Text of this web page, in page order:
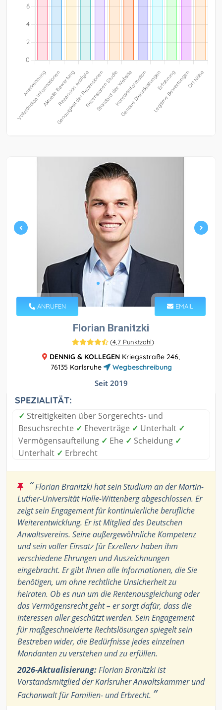
ANRUFEN EMAIL
Florian Branitzki
(4,7 Punktzahl)
DENNIG & KOLLEGEN Kriegsstraße 246,
76135 Karlsruhe
Wegbeschreibung
Seit 2019
SPEZIALITÄT:
✓ Streitigkeiten über Sorgerechts- und
Besuchsrechte ✓ Eheverträge ✓ Unterhalt ✓
Vermögensaufteilung ✓ Ehe ✓ Scheidung ✓
Unterhalt ✓ Erbrecht
“Florian Branitzki hat sein Studium an der Martin-
Luther-Universität Halle-Wittenberg abgeschlossen. Er
zeigt sein Engagement für kontinuierliche berufliche
Weiterentwicklung. Er ist Mitglied des Deutschen
Anwaltsvereins. Seine außergewöhnliche Kompetenz
und sein voller Einsatz für Exzellenz haben ihm
verschiedene Ehrungen und Auszeichnungen
eingebracht. Er gibt Ihnen alle Informationen, die Sie
benötigen, um ohne rechtliche Unsicherheit zu
heiraten. Ob es nun um die Rentenausgleichung oder
das Vermögensrecht geht – er sorgt dafür, dass die
Interessen aller geschützt werden. Sein Engagement
für maßgeschneiderte Rechtslösungen spiegelt sein
Bestreben wider, die Bedürfnisse jedes einzelnen
Mandanten zu verstehen und zu erfüllen.
2026-Aktualisierung:Florian Branitzki ist
Vorstandsmitglied der Karlsruher Anwaltskammer und
Fachanwalt für Familien- und Erbrecht. ”